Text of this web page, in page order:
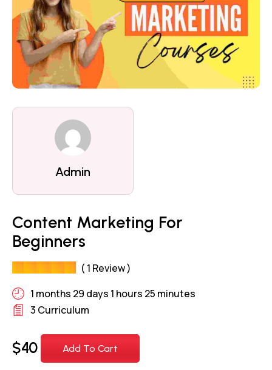
Admin
Content Marketing For
Beginners
( 1 Review )
1 months 29 days 1 hours 25 minutes
3 Curriculum
$40 Add To Cart